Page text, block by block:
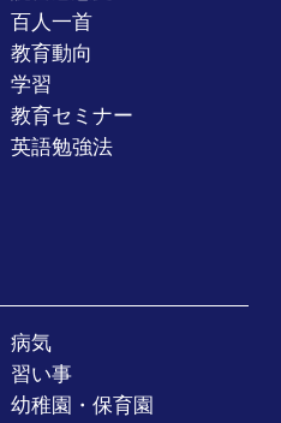
百人一首
教育動向
学習
教育セミナー
英語勉強法
病気
習い事
幼稚園・保育園